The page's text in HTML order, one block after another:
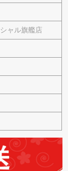
ャル旗艦店